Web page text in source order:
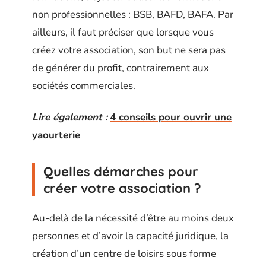
non professionnelles : BSB, BAFD, BAFA. Par
ailleurs, il faut préciser que lorsque vous
créez votre association, son but ne sera pas
de générer du profit, contrairement aux
sociétés commerciales.
Lire également :4 conseils pour ouvrir une
yaourterie
Quelles démarches pour
créer votre association ?
Au-delà de la nécessité d’être au moins deux
personnes et d’avoir la capacité juridique, la
création d’un centre de loisirs sous forme